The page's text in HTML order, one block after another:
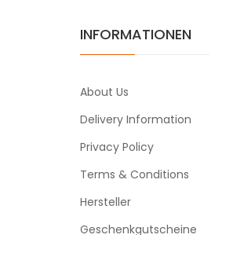
INFORMATIONEN
About Us
Delivery Information
Privacy Policy
Terms & Conditions
Hersteller
Geschenkgutscheine